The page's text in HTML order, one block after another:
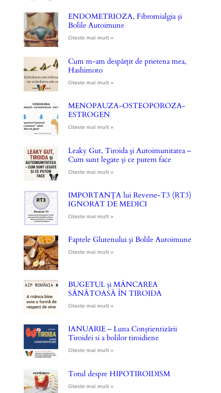
ENDOMETRIOZA, Fibromialgia și
Bolile Autoimune
Citeste mai mult »
Cum m-am despărțit de prietena mea,
Hashimoto
Citeste mai mult »
MENOPAUZA-OSTEOPOROZA-
ESTROGEN
Citeste mai mult »
Leaky Gut, Tiroida și Autoimunitatea –
Cum sunt legate și ce putem face
Citeste mai mult »
IMPORTANȚA lui Reverse-T3 (RT3)
IGNORAT DE MEDICI
Citeste mai mult »
Faptele Glutenului și Bolile Autoimune
Citeste mai mult »
BUGETUL și MÂNCAREA
SĂNĂTOASĂ ÎN TIROIDA
Citeste mai mult »
IANUARIE – Luna Conștientizării
Tiroidei si a bolilor tiroidiene
Citeste mai mult »
Totul despre HIPOTIROIDISM
Citeste mai mult »